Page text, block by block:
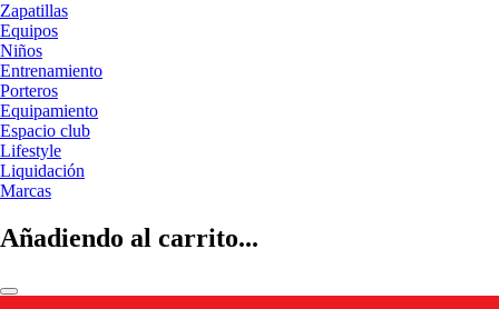
Zapatillas
Equipos
Niños
Entrenamiento
Porteros
Equipamiento
Espacio club
Lifestyle
Liquidación
Marcas
Añadiendo al carrito...